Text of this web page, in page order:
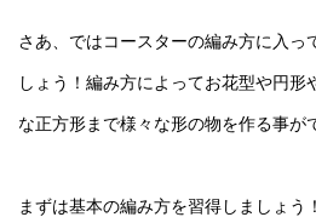
さあ、ではコースターの編み方に入っ
しょう！編み方によってお花型や円形
な正方形まで様々な形の物を作る事が
まずは基本の編み方を習得しましょう！